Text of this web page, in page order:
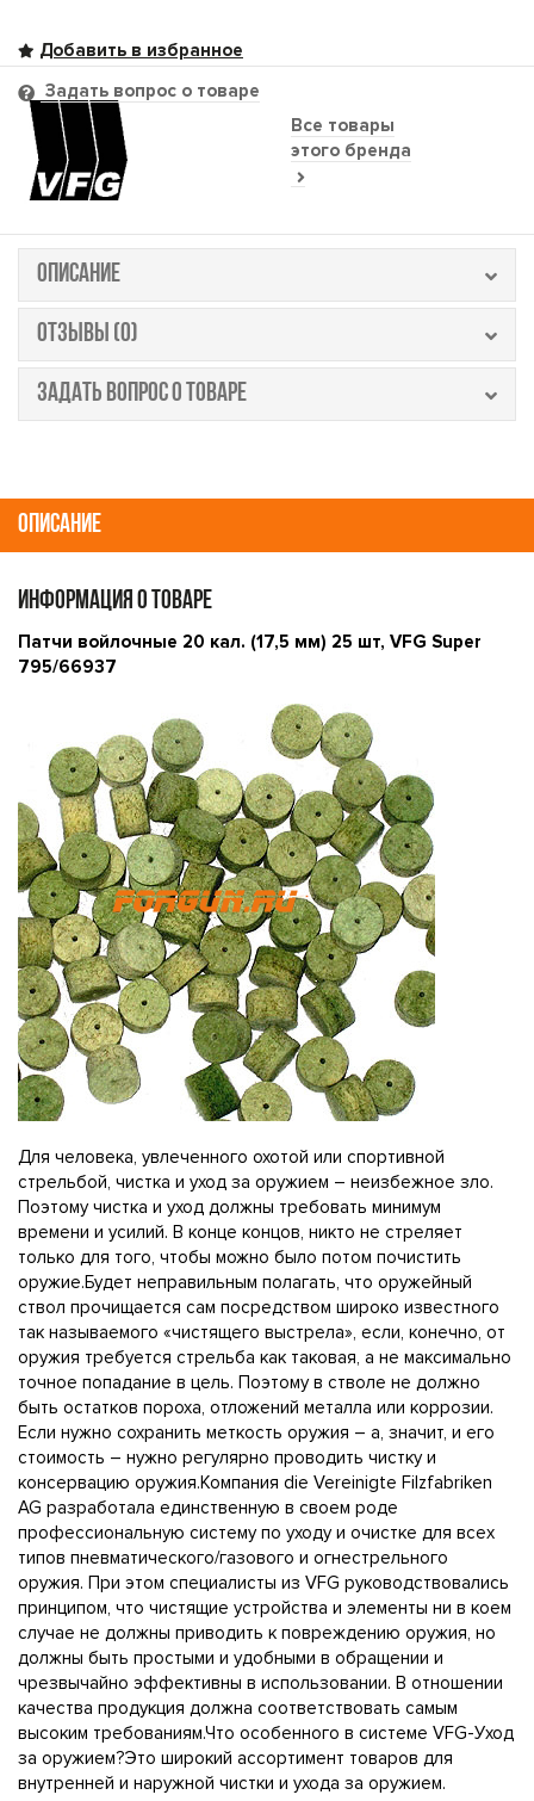
Все товары
этого бренда
Задать вопрос о товаре
ОПИСАНИЕ
ОТЗЫВЫ (0)
ЗАДАТЬ ВОПРОС О ТОВАРЕ
ОПИСАНИЕ
ИНФОРМАЦИЯ О ТОВАРЕ
Патчи войлочные 20 кал. (17,5 мм) 25 шт, VFG Super
795/66937
Для человека, увлеченного охотой или спортивной
стрельбой, чистка и уход за оружием – неизбежное зло.
Поэтому чистка и уход должны требовать минимум
времени и усилий. В конце концов, никто не стреляет
только для того, чтобы можно было потом почистить
оружие.Будет неправильным полагать, что оружейный
ствол прочищается сам посредством широко известного
так называемого «чистящего выстрела», если, конечно, от
оружия требуется стрельба как таковая, а не максимально
точное попадание в цель. Поэтому в стволе не должно
быть остатков пороха, отложений металла или коррозии.
Если нужно сохранить меткость оружия – а, значит, и его
стоимость – нужно регулярно проводить чистку и
консервацию оружия.Компания die Vereinigte Filzfabriken
AG разработала единственную в своем роде
профессиональную систему по уходу и очистке для всех
типов пневматического/газового и огнестрельного
оружия. При этом специалисты из VFG руководствовались
принципом, что чистящие устройства и элементы ни в коем
случае не должны приводить к повреждению оружия, но
должны быть простыми и удобными в обращении и
чрезвычайно эффективны в использовании. В отношении
качества продукция должна соответствовать самым
высоким требованиям.Что особенного в системе VFG-Уход
за оружием?Это широкий ассортимент товаров для
внутренней и наружной чистки и ухода за оружием.